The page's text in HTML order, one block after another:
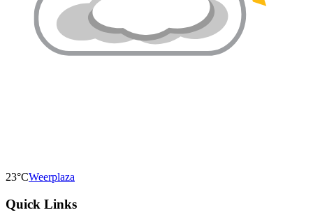
23°CWeerplaza
Quick Links